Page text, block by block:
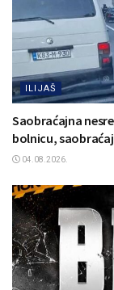
ILIJAŠ
Saobraćajna
bolnicu,
04.08.2026.